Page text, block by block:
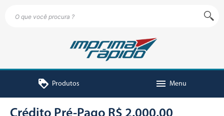
loyalty Produtos menu Menu